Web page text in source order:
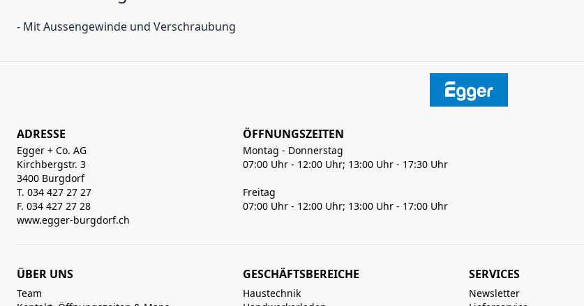
- Mit Aussengewinde und Verschraubung
ADRESSE
Egger + Co. AG
Kirchbergstr. 3
3400 Burgdorf
T. 034 427 27 27
F. 034 427 27 28
www.egger-burgdorf.ch
ÖFFNUNGSZEITEN
Montag - Donnerstag
07:00 Uhr - 12:00 Uhr; 13:00 Uhr - 17:30 Uhr
Freitag
07:00 Uhr - 12:00 Uhr; 13:00 Uhr - 17:00 Uhr
ÜBER UNS
Team
GESCHÄFTSBEREICHE
Haustechnik
SERVICES
Newsletter